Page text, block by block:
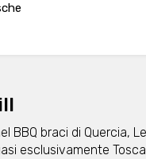
BBQ braci di Quercia,
esclusivamente